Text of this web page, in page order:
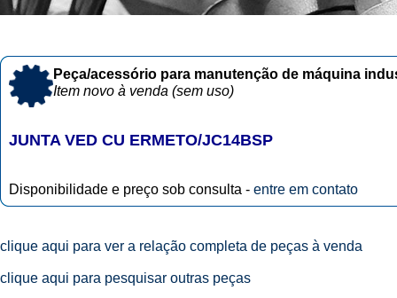
Peça/acessório para manutenção de máquina
Item novo à venda (sem uso)
JUNTA VED CU ERMETO/JC14BSP
Disponibilidade e preço sob consulta - entre em contato
clique aqui para ver a relação completa de peças à venda
clique aqui para pesquisar outras peças